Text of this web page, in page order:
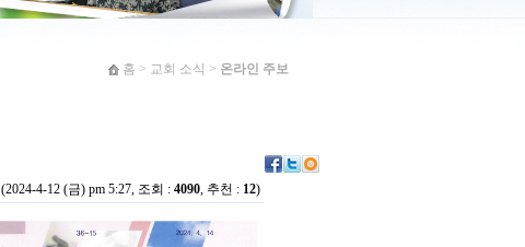
홈 > 교회 소식 > 온라인 주보
(2024-4-12 (금) pm 5:27, 조회 : 4090, 추천 : 12)